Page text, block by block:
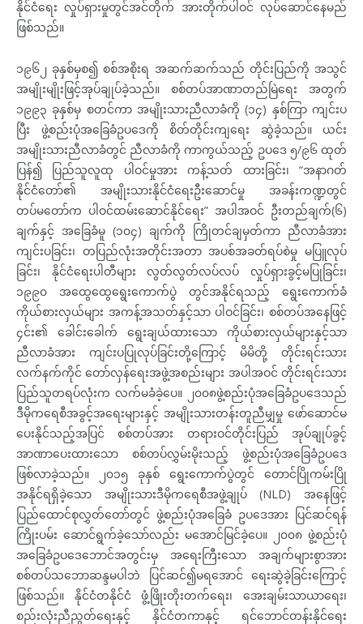
နိုင်ငံရေး လှုပ်ရှားမှုတွင်အင်တိုက် အားတိုက်ပါဝင် လုပ်ဆောင်နေမည်
ဖြစ်သည်။
၁၉၆၂ ခုနှစ်မှစ၍ စစ်အစိုးရ အဆက်ဆက်သည် တိုင်းပြည်ကို အသွင်
အမျိုးမျိုးဖြင့်အုပ်ချုပ်ခဲ့သည်။ စစ်တပ်အာဏာတည်မြဲရေး အတွက်
၁၉၉၃ ခုနှစ်မှ စတင်ကာ အမျိုးသားညီလာခံကို (၁၄) နှစ်ကြာ ကျင်းပ
ပြီး ဖွဲ့စည်းပုံအခြေခံဥပဒေကို စိတ်တိုင်းကျရေး ဆွဲခဲ့သည်။ ယင်း
အမျိုးသားညီလာခံတွင် ညီလာခံကို ကာကွယ်သည့် ဥပဒေ ၅/၉၆ ထုတ်
ပြန်၍ ပြည်သူလူထု ပါဝင်မှုအား ကန့်သတ် ထားခြင်း၊ “အနာဂတ်
နိုင်ငံတော်၏ အမျိုးသားနိုင်ငံရေးဦးဆောင်မှု အခန်းကဏ္ဍတွင်
တပ်မတော်က ပါဝင်ထမ်းဆောင်နိုင်ရေး” အပါအဝင် ဦးတည်ချက်(၆)
ချက်နှင့် အခြေခံမူ (၁၀၄) ချက်ကို ကြိုတင်ချမှတ်ကာ ညီလာခံအား
ကျင်းပခြင်း၊ တပြည်လုံးအတိုင်းအတာ အပစ်အခတ်ရပ်စဲမှု မပြူလုပ်
ခြင်း၊ နိုင်ငံရေးပါတီများ လွတ်လွတ်လပ်လပ် လှုပ်ရှားခွင့်မပြုခြင်း၊
၁၉၉၀ အထွေထွေရွေးကောက်ပွဲ တွင်အနိုင်ရသည့် ရွေးကောက်ခံ
ကိုယ်စားလှယ်များ အကန့်အသတ်နှင့်သာ ပါဝင်ခြင်း၊ စစ်တပ်အနေဖြင့်
၄င်း၏ ခေါင်းခေါက် ရွေးချယ်ထားသော ကိုယ်စားလှယ်များနှင့်သာ
ညီလာခံအား ကျင်းပပြုလုပ်ခြင်းတို့ကြောင့် မိမိတို့ တိုင်းရင်းသား
လက်နက်ကိုင် တော်လှန်ရေးအဖွဲ့အစည်းများ အပါအဝင် တိုင်းရင်းသား
ပြည်သူတရပ်လုံးက လက်မခံခဲ့ပေ။ ၂၀၀၈ဖွဲ့စည်းပုံအခြေခံဥပဒေသည်
ဒီမိုကရေစီအခွင့်အရေးများနှင့် အမျိုးသားတန်းတူညီမျှမှု ဖော်ဆောင်မ
ပေးနိုင်သည့်အပြင် စစ်တပ်အား တရားဝင်တိုင်းပြည် အုပ်ချုပ်ခွင့်
အာဏာပေးထားသော စစ်တပ်လွှမ်းမိုးသည့် ဖွဲ့စည်းပုံအခြေခံဥပဒေ
ဖြစ်လာခဲ့သည်။ ၂၀၁၅ ခုနှစ် ရွေးကောက်ပွဲတွင် တောင်ပြိုကမ်းပြို
အနိုင်ရရှိခဲ့သော အမျိုးသားဒီမိုကရေစီအဖွဲ့ချုပ် (NLD) အနေဖြင့်
ပြည်ထောင်စုလွှတ်တော်တွင် ဖွဲ့စည်းပုံအခြေခံ ဥပဒေအား ပြင်ဆင်ရန်
ကြိုးပမ်း ဆောင်ရွက်ခဲ့သော်လည်း မအောင်မြင်ခဲ့ပေ။ ၂၀၀၈ ဖွဲ့စည်းပုံ
အခြေခံဥပဒေဘောင်အတွင်းမှ အရေးကြီးသော အချက်များစွာအား
စစ်တပ်သဘောဆန္ဒမပါဘဲ ပြင်ဆင်၍မရအောင် ရေးဆွဲခဲ့ခြင်းကြောင့်
ဖြစ်သည်။ နိုင်ငံတနိုင်ငံ ဖွံ့ဖြိုးတိုးတက်ရေး၊ အေးချမ်းသာယာရေး၊
စည်းလုံးညီညွတ်ရေးနှင့် နိုင်ငံတကာနှင့် ရင်ဘောင်တန်းနိုင်ရေး